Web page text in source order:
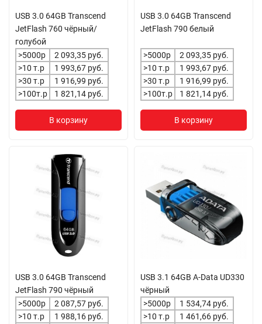
USB 3.0 64GB Transcend
JetFlash 760 чёрный/
голубой
>5000р
2 093,35 руб.
>10 т.р
1 993,67 руб.
>30 т.р
1 916,99 руб.
>100т.р
1 821,14 руб.
В корзину
USB 3.0 64GB Transcend
JetFlash 790 белый
>5000р
2 093,35 руб.
>10 т.р
1 993,67 руб.
>30 т.р
1 916,99 руб.
>100т.р
1 821,14 руб.
В корзину
USB 3.0 64GB Transcend
JetFlash 790 чёрный
>5000р
2 087,57 руб.
>10 т.р
1 988,16 руб.
USB 3.1 64GB A-Data UD330
чёрный
>5000р
1 534,74 руб.
>10 т.р
1 461,66 руб.